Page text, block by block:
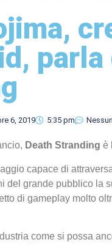
6, 2019 5:35 pm
Death Stranding è
capace di
del grande pubblico la
di gameplay molto
come si possa